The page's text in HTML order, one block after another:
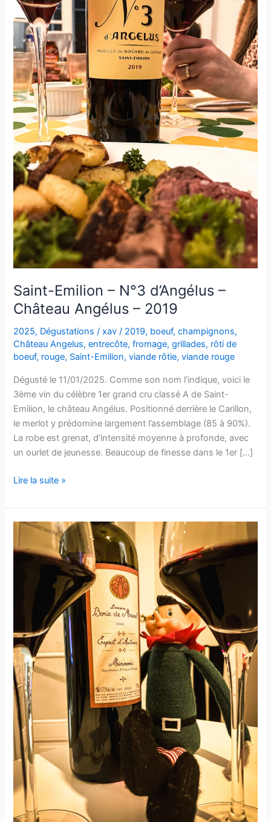
Saint-Emilion – N°3 d’Angélus –
Château Angélus – 2019
2025, Dégustations /xav/ 2019, boeuf,champignons,
Château Angelus,entrecôte,fromage,grillades, rôti de
boeuf, rouge, Saint-Emilion,viande rôtie,viande rouge
Dégusté le 11/01/2025. Comme son nom l’indique, voici le
3ème vin du célèbre 1er grand cru classé A de Saint-
Emilion, le château Angélus. Positionné derrière le Carillon,
le merlot y prédomine largement l’assemblage (85 à 90%).
La robe est grenat, d’intensité moyenne à profonde, avec
un ourlet de jeunesse. Beaucoup de finesse dans le 1er […]
Saint-
–
N°3
d’Angélus
–
Château
Lire la suite »